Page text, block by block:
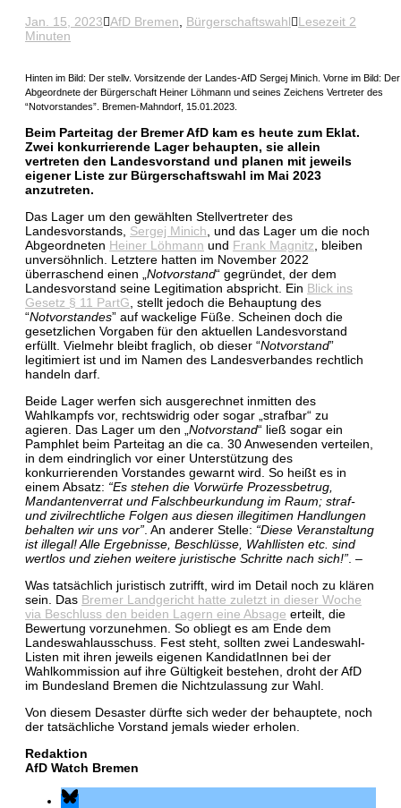
Jan. 15, 2023 AfD Bremen Bürgerschaftswahl
Lesezeit 2
Minuten
Hinten im Bild: Der stellv. Vorsitzende der Landes-AfD Sergej Minich. Vorne im Bild:
Abgeordnete der Bürgerschaft Heiner Löhmann und seines Zeichens Vertreter des
“Notvorstandes”. Bremen-Mahndorf, 15.01.2023.
Beim Parteitag der Bremer AfD kam es heute zum Eklat.
Zwei konkurrierende Lager behaupten, sie allein
vertreten den Landesvorstand und planen mit jeweils
eigener Liste zur Bürgerschaftswahl im Mai 2023
anzutreten.
Das Lager um den gewählten Stellvertreter des
Landesvorstands, Sergej Minich , und das Lager um die noch
Abgeordneten Heiner Löhmann und Frank Magnitz , bleiben
unversöhnlich. Letztere hatten im November 2022
überraschend einen „ Notvorstand“ gegründet, der dem
Landesvorstand seine Legitimation abspricht. Ein Blick ins
Gesetz § 11 PartG , stellt jedoch die Behauptung des
“Notvorstandes” auf wackelige Füße. Scheinen doch die
gesetzlichen Vorgaben für den aktuellen Landesvorstand
erfüllt. Vielmehr bleibt fraglich, ob dieser “Notvorstand”
legitimiert ist und im Namen des Landesverbandes rechtlich
handeln darf.
Beide Lager werfen sich ausgerechnet inmitten des
Wahlkampfs vor, rechtswidrig oder sogar „strafbar“ zu
agieren. Das Lager um den „ Notvorstand“ ließ sogar ein
Pamphlet beim Parteitag an die ca. 30 Anwesenden verteilen,
in dem eindringlich vor einer Unterstützung des
konkurrierenden Vorstandes gewarnt wird. So heißt es in
einem Absatz: “Es stehen die Vorwürfe Prozessbetrug,
Mandantenverrat und Falschbeurkundung im Raum; straf-
und zivilrechtliche Folgen aus diesen illegitimen Handlungen
behalten wir uns vor” . An anderer Stelle: “Diese Veranstaltung
ist illegal! Alle Ergebnisse, Beschlüsse, Wahllisten etc. sind
wertlos und ziehen weitere juristische Schritte nach sich!” . –
Was tatsächlich juristisch zutrifft, wird im Detail noch zu klären
sein. Das Bremer Landgericht hatte zuletzt in dieser Woche
via Beschluss den beiden Lagern eine Absage erteilt, die
Bewertung vorzunehmen. So obliegt es am Ende dem
Landeswahlausschuss. Fest steht, sollten zwei Landeswahl-
Listen mit ihren jeweils eigenen KandidatInnen bei der
Wahlkommission auf ihre Gültigkeit bestehen, droht der AfD
im Bundesland Bremen die Nichtzulassung zur Wahl.
Von diesem Desaster dürfte sich weder der behauptete, noch
der tatsächliche Vorstand jemals wieder erholen.
Redaktion
AfD Watch Bremen